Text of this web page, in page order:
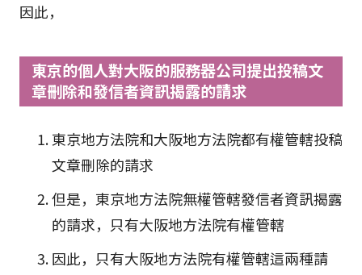
因此，
東京的個人對大阪的服務器公司提出投稿文
章刪除和發信者資訊揭露的請求
東京地方法院和大阪地方法院都有權管轄投稿
文章刪除的請求
但是，東京地方法院無權管轄發信者資訊揭露
的請求，只有大阪地方法院有權管轄
因此，只有大阪地方法院有權管轄這兩種請